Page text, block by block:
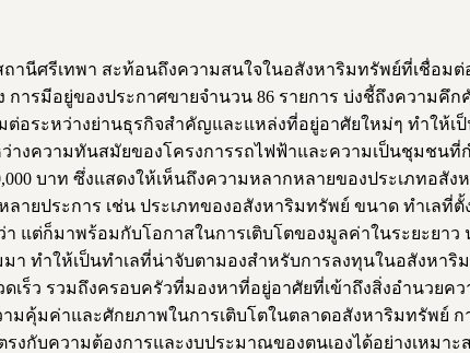
านีศรีเทพา สะท้อนถึงความสนใจในอสังหาริมทรัพย์ที่เชื่อม
การมีอยู่ของประกาศขายจำนวน 86 รายการ บ่งชี้ถึงความ
ต่อระหว่างย่านธุรกิจสำคัญและแหล่งที่อยู่อาศัยใหม่ๆ ทำให้
างความทันสมัยของโครงการรถไฟฟ้าและความเป็นชุมชน
บาท ซึ่งแสดงให้เห็นถึงความหลากหลายของประเภทอ
ยประการ เช่น ประเภทของอสังหาริมทรัพย์ ขนาด ทำเล
แต่ก็มาพร้อมกับโอกาสในการเติบโตของมูลค่าในระยะยา
า ทำให้เป็นทำเลที่น่าจับตามองสำหรับการลงทุนในอสังหา
เร็ว รวมถึงครอบครัวที่มองหาที่อยู่อาศัยที่เข้าถึงสิ่งอำนวย
คุ้มค่าและศักยภาพในการเติบโตในตลาดอสังหาริมทรัพย์
งกับความต้องการและงบประมาณของตนเองได้อย่างเหม